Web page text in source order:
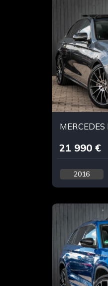
MERCEDES
21 990 €
2016